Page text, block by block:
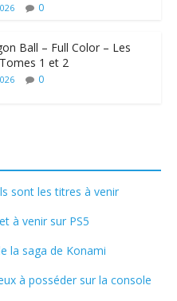
0
Ball – Full Color – Les
1 et 2
0
sont les titres à venir
à venir sur PS5
la saga de Konami
à posséder sur la console